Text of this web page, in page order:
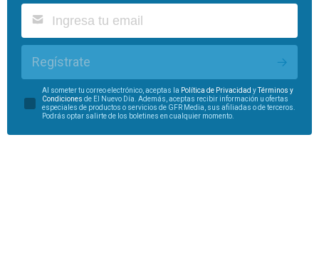
Regístrate
Al someter tu correo electrónico, aceptas la Política de Privacidad yTérminos y
Condiciones de El Nuevo Día. Además, aceptas recibir información u ofertas
especiales de productos o servicios de GFR Media, sus afiliadas o de terceros.
Podrás optar salirte de los boletines en cualquier momento.